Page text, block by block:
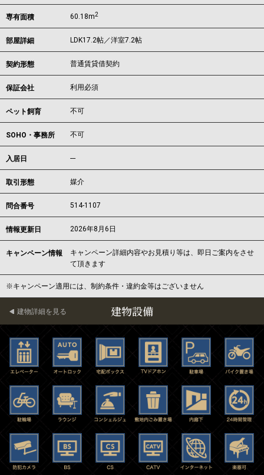
専有面積 60.18m2
部屋詳細 LDK17.2帖／洋室7.2帖
契約形態 普通賃貸借契約
保証会社 利用必須
ペット飼育 不可
SOHO・事務所 不可
入居日 ---
取引形態 媒介
問合番号 514-1107
情報更新日 2026年8月6日
キャンペーン情報
キャンペーン詳細内容やお見積り等は、即日ご案内をさせ
て頂きます
※キャンペーン適用には、制約条件・違約金等はございません
建物設備
建物詳細を見る